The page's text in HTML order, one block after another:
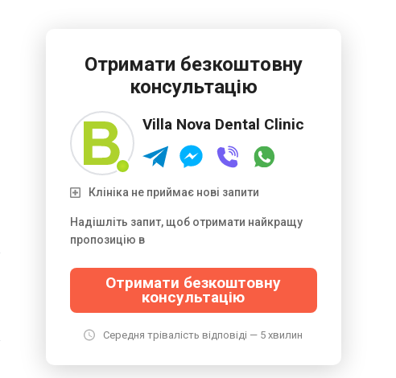
Отримати безкоштовну
консультацію
Villa Nova Dental Clinic
Клініка не приймає нові запити
Надішліть запит, щоб отримати найкращу
пропозицію в
Отримати безкоштовну
консультацію
Середня трівалість відповіді — 5 хвилин